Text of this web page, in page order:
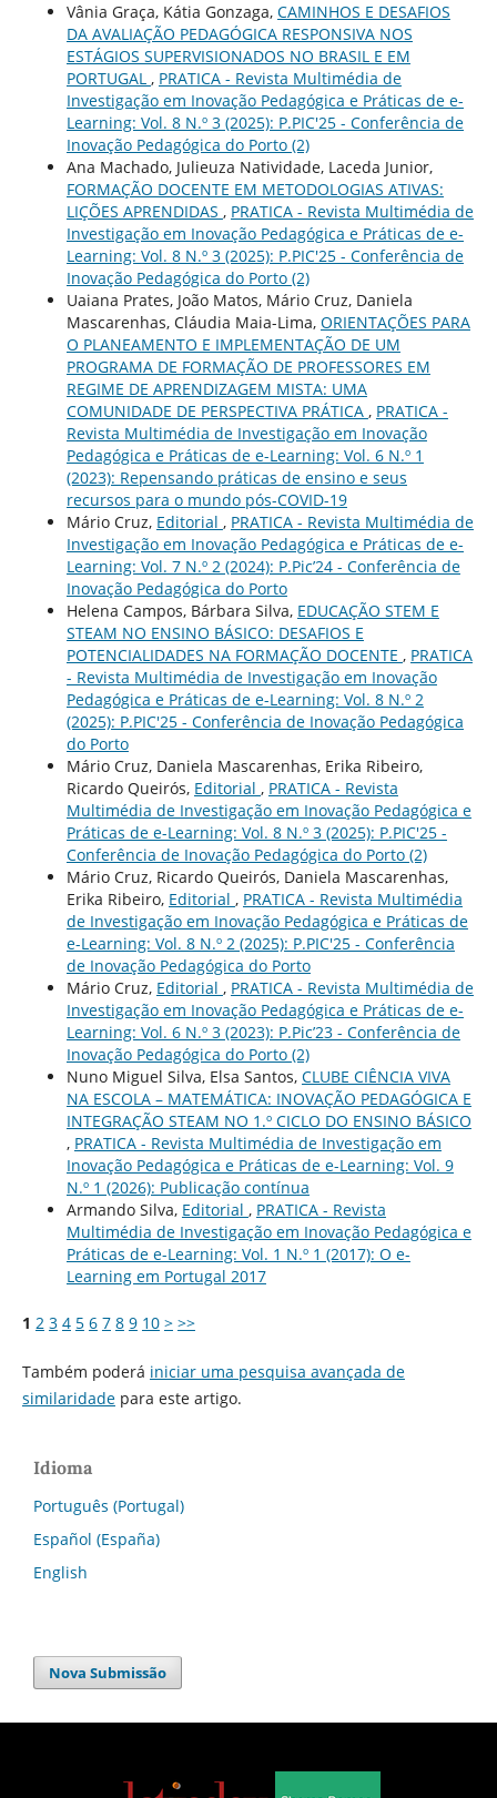
Vânia Graça, Kátia Gonzaga, CAMINHOS E DESAFIOS
DA AVALIAÇÃO PEDAGÓGICA RESPONSIVA NOS
ESTÁGIOS SUPERVISIONADOS NO BRASIL E EM
PORTUGAL , PRATICA - Revista Multimédia de
Investigação em Inovação Pedagógica e Práticas de e-
Learning: Vol. 8 N.º 3 (2025): P.PIC'25 - Conferência de
Inovação Pedagógica do Porto (2)
Ana Machado, Julieuza Natividade, Laceda Junior,
FORMAÇÃO DOCENTE EM METODOLOGIAS ATIVAS:
LIÇÕES APRENDIDAS , PRATICA - Revista Multimédia de
Investigação em Inovação Pedagógica e Práticas de e-
Learning: Vol. 8 N.º 3 (2025): P.PIC'25 - Conferência de
Inovação Pedagógica do Porto (2)
Uaiana Prates, João Matos, Mário Cruz, Daniela
Mascarenhas, Cláudia Maia-Lima, ORIENTAÇÕES PARA
O PLANEAMENTO E IMPLEMENTAÇÃO DE UM
PROGRAMA DE FORMAÇÃO DE PROFESSORES EM
REGIME DE APRENDIZAGEM MISTA: UMA
COMUNIDADE DE PERSPECTIVA PRÁTICA , PRATICA -
Revista Multimédia de Investigação em Inovação
Pedagógica e Práticas de e-Learning: Vol. 6 N.º 1
(2023): Repensando práticas de ensino e seus
recursos para o mundo pós-COVID-19
Mário Cruz, Editorial , PRATICA - Revista Multimédia de
Investigação em Inovação Pedagógica e Práticas de e-
Learning: Vol. 7 N.º 2 (2024): P.Pic’24 - Conferência de
Inovação Pedagógica do Porto
Helena Campos, Bárbara Silva, EDUCAÇÃO STEM E
STEAM NO ENSINO BÁSICO: DESAFIOS E
POTENCIALIDADES NA FORMAÇÃO DOCENTE , PRATICA
- Revista Multimédia de Investigação em Inovação
Pedagógica e Práticas de e-Learning: Vol. 8 N.º 2
(2025): P.PIC'25 - Conferência de Inovação Pedagógica
do Porto
Mário Cruz, Daniela Mascarenhas, Erika Ribeiro,
Ricardo Queirós, Editorial , PRATICA - Revista
Multimédia de Investigação em Inovação Pedagógica e
Práticas de e-Learning: Vol. 8 N.º 3 (2025): P.PIC'25 -
Conferência de Inovação Pedagógica do Porto (2)
Mário Cruz, Ricardo Queirós, Daniela Mascarenhas,
Erika Ribeiro, Editorial , PRATICA - Revista Multimédia
de Investigação em Inovação Pedagógica e Práticas de
e-Learning: Vol. 8 N.º 2 (2025): P.PIC'25 - Conferência
de Inovação Pedagógica do Porto
Mário Cruz, Editorial , PRATICA - Revista Multimédia de
Investigação em Inovação Pedagógica e Práticas de e-
Learning: Vol. 6 N.º 3 (2023): P.Pic’23 - Conferência de
Inovação Pedagógica do Porto (2)
Nuno Miguel Silva, Elsa Santos, CLUBE CIÊNCIA VIVA
NA ESCOLA – MATEMÁTICA: INOVAÇÃO PEDAGÓGICA E
INTEGRAÇÃO STEAM NO 1.º CICLO DO ENSINO BÁSICO
, PRATICA - Revista Multimédia de Investigação em
Inovação Pedagógica e Práticas de e-Learning: Vol. 9
N.º 1 (2026): Publicação contínua
Armando Silva, Editorial , PRATICA - Revista
Multimédia de Investigação em Inovação Pedagógica e
Práticas de e-Learning: Vol. 1 N.º 1 (2017): O e-
Learning em Portugal 2017
1 2 3 4 5 6 7 8 9 10 > >>
Também poderá iniciar uma pesquisa avançada de
similaridadepara este artigo.
Idioma
Português (Portugal)
Español (España)
English
Nova Submissão